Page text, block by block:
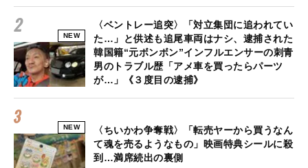
NEW
〈ベントレー追突〉「対立集団に追われてい
た…」と供述も追尾車両はナシ、逮捕された
韓国籍“元ボンボン”インフルエンサーの刺青
男のトラブル歴「アメ車を買ったらパーツ
が…」《３度目の逮捕》
NEW
〈ちいかわ争奪戦〉「転売ヤーから買うなん
て魂を売るようなもの」映画特典シールに殺
到…満席続出の裏側